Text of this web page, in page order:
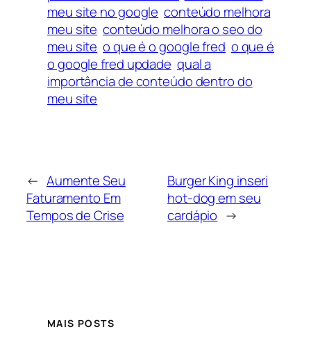
meu site no google conteúdo melhora
meu site conteúdo melhora o seo do
meu site o que é o google fred o que é
o google fred updade qual a
importância de conteúdo dentro do
meu site
← Aumente Seu
Faturamento Em
Tempos de Crise
Burger King inseri
hot-dog em seu
cardápio →
MAIS POSTS